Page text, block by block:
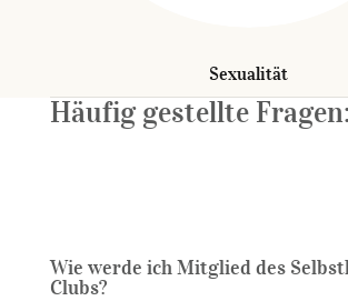
Sexualität
Häufig gestellte Fragen:
Wie werde ich Mitglied des
Clubs?